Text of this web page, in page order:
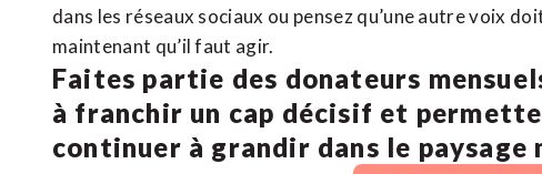
dans les réseaux sociaux ou pensez qu’une autre voix
maintenant qu’il faut agir.
Faites partie des donateurs
à franchir un cap décisif et
continuer à grandir dans le